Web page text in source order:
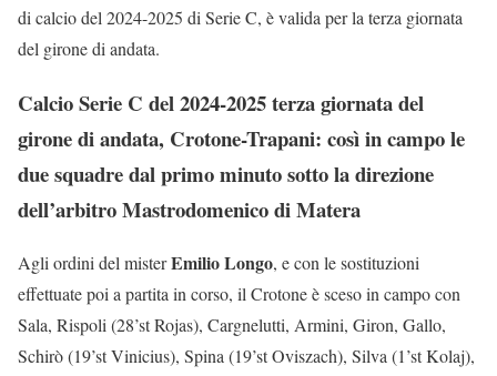
di calcio del 2024-2025 di Serie C, è valida per la terza giornata
del girone di andata.
Calcio Serie C del 2024-2025 terza giornata del
girone di andata, Crotone-Trapani: così in campo le
due squadre dal primo minuto sotto la direzione
dell’arbitro Mastrodomenico di Matera
Agli ordini del misterEmilio Longo, e con le sostituzioni
effettuate poi a partita in corso, il Crotone è sceso in campo con
Sala, Rispoli (28’st Rojas), Cargnelutti, Armini, Giron, Gallo,
Schirò (19’st Vinicius), Spina (19’st Oviszach), Silva (1’st Kolaj),